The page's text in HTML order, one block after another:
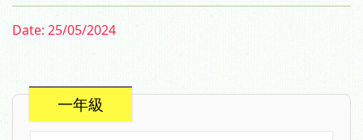
Date: 25/05/2024
一年級